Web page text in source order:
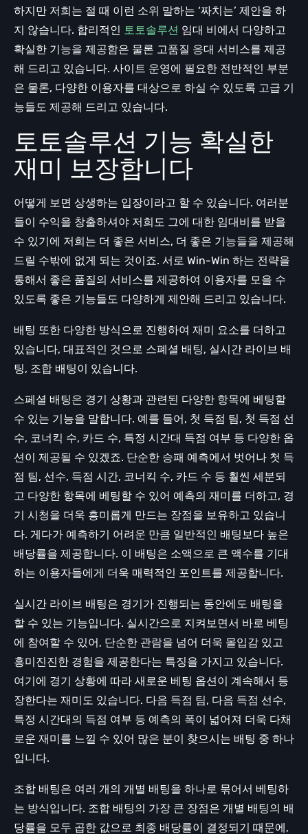
하지만 저희는 절 때 이런 소위 말하는 ‘짜치는’ 제안을 하
지 않습니다. 합리적인 토토솔루션 임대 비에서 다양하고
확실한 기능을 제공함은 물론 고품질 응대 서비스를 제공
해 드리고 있습니다. 사이트 운영에 필요한 전반적인 부분
은 물론, 다양한 이용자를 대상으로 하실 수 있도록 고급 기
능들도 제공해 드리고 있습니다.
토토솔루션 기능 확실한
재미 보장합니다
어떻게 보면 상생하는 입장이라고 할 수 있습니다. 여러분
들이 수익을 창출하셔야 저희도 그에 대한 임대비를 받을
수 있기에 저희는 더 좋은 서비스, 더 좋은 기능들을 제공해
드릴 수밖에 없게 되는 것이죠. 서로 Win-Win 하는 전략을
통해서 좋은 품질의 서비스를 제공하여 이용자를 모을 수
있도록 좋은 기능들도 다양하게 제안해 드리고 있습니다.
배팅 또한 다양한 방식으로 진행하여 재미 요소를 더하고
있습니다, 대표적인 것으로 스폐셜 배팅, 실시간 라이브 배
팅, 조합 배팅이 있습니다.
스페셜 배팅은 경기 상황과 관련된 다양한 항목에 베팅할
수 있는 기능을 말합니다. 예를 들어, 첫 득점 팀, 첫 득점 선
수, 코너킥 수, 카드 수, 특정 시간대 득점 여부 등 다양한 옵
션이 제공될 수 있겠죠. 단순한 승패 예측에서 벗어나 첫 득
점 팀, 선수, 득점 시간, 코너킥 수, 카드 수 등 훨씬 세분되
고 다양한 항목에 베팅할 수 있어 예측의 재미를 더하고, 경
기 시청을 더욱 흥미롭게 만드는 장점을 보유하고 있습니
다. 게다가 예측하기 어려운 만큼 일반적인 배팅보다 높은
배당률을 제공합니다. 이 배팅은 소액으로 큰 액수를 기대
하는 이용자들에게 더욱 매력적인 포인트를 제공합니다.
실시간 라이브 배팅은 경기가 진행되는 동안에도 배팅을
할 수 있는 기능입니다. 실시간으로 지켜보면서 바로 베팅
에 참여할 수 있어, 단순한 관람을 넘어 더욱 몰입감 있고
흥미진진한 경험을 제공한다는 특징을 가지고 있습니다.
여기에 경기 상황에 따라 새로운 베팅 옵션이 계속해서 등
장한다는 재미도 있습니다. 다음 득점 팀, 다음 득점 선수,
특정 시간대의 득점 여부 등 예측의 폭이 넓어져 더욱 다채
로운 재미를 느낄 수 있어 많은 분이 찾으시는 배팅 중 하나
입니다.
조합 배팅은 여러 개의 개별 배팅을 하나로 묶어서 베팅하
는 방식입니다. 조합 배팅의 가장 큰 장점은 개별 배팅의 배
당률을 모두 곱한 값으로 최종 배당률이 결정되기 때문에,